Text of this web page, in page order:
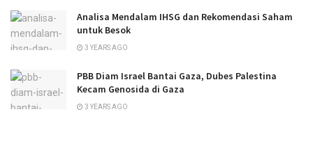
Analisa Mendalam IHSG dan Rekomendasi Saham
untuk Besok
3 YEARS AGO
PBB Diam Israel Bantai Gaza, Dubes Palestina
Kecam Genosida di Gaza
3 YEARS AGO